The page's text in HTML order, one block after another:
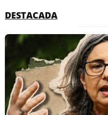
DESTACADA